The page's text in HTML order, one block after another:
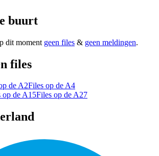
buurt
dit moment geen files & geen meldingen.
files
de A2Files op de A4
op de A15Files op de A27